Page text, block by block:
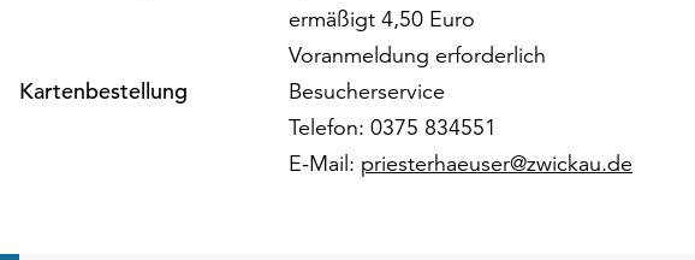
ermäßigt 4,50 Euro
Voranmeldung erforderlich
Kartenbestellung
Besucherservice
Telefon: 0375 834551
E-Mail: priesterhaeuser@zwickau.de